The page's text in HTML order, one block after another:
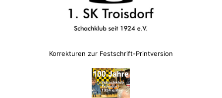
Korrekturen zur Festschrift-Printversion